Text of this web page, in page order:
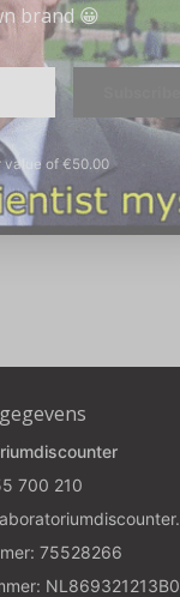
700 210
75528266
brand 😀
value of €50.00